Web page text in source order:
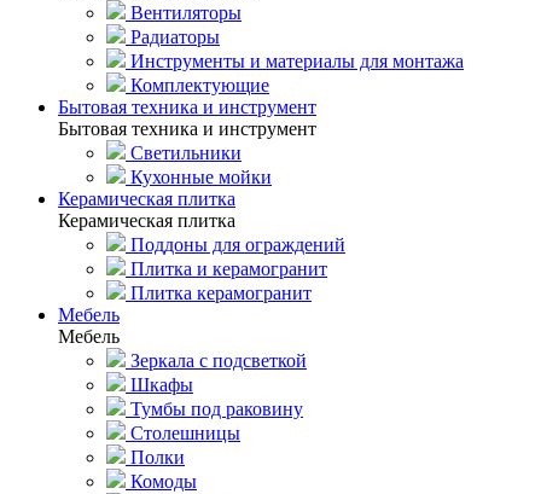
Вентиляторы
Радиаторы
Инструменты и материалы для монтажа
Комплектующие
Бытовая техника и инструмент
Бытовая техника и инструмент
Светильники
Кухонные мойки
Керамическая плитка
Керамическая плитка
Поддоны для ограждений
Плитка и керамогранит
Плитка керамогранит
Мебель
Мебель
Зеркала с подсветкой
Шкафы
Тумбы под раковину
Столешницы
Полки
Комоды